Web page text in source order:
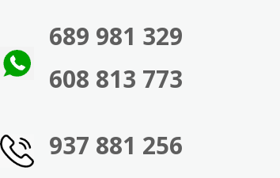
689 981 329
608 813 773
937 881 256